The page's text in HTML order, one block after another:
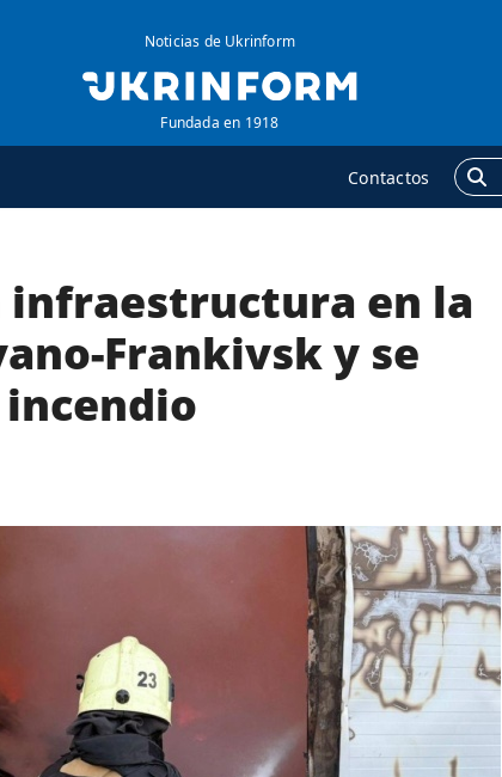
Noticias de Ukrinform
Fundada en 1918
Contactos
de
ADICIONAL
Podcasts
Publicaciones
Releases
infraestructura en la
Frankivsk y se